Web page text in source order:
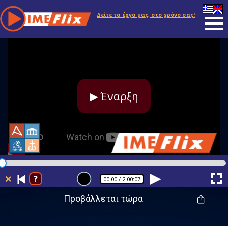
Δείτε τα έργα μας, στο χρόνο σας!
▶ Έναρξη
❌ ? 00:00 / 2:00:07
Προβάλλεται τώρα